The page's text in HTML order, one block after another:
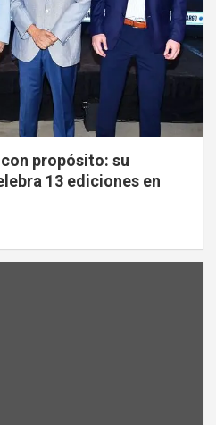
propósito: su
13 ediciones en